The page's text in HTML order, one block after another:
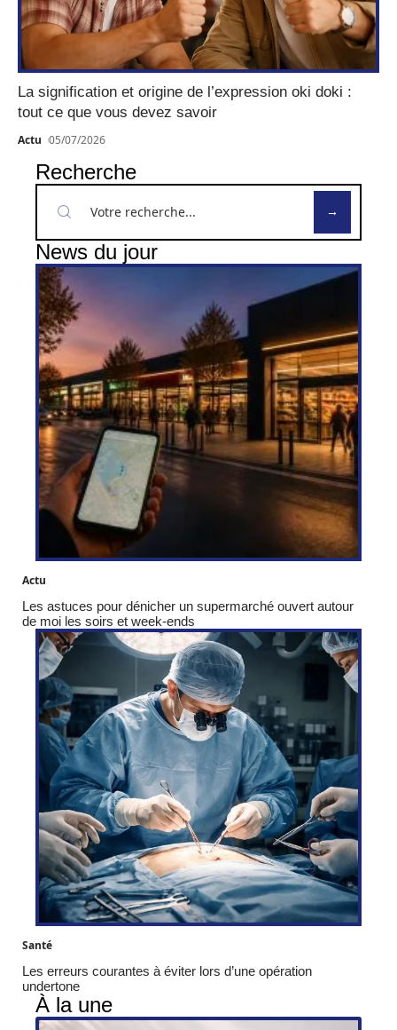
La signification et origine de l’expression oki doki :
tout ce que vous devez savoir
Actu 05/07/2026
Recherche
News du jour
Actu
Les astuces pour dénicher un supermarché ouvert autour
de moi les soirs et week-ends
Santé
Les erreurs courantes à éviter lors d’une opération
undertone
À la une